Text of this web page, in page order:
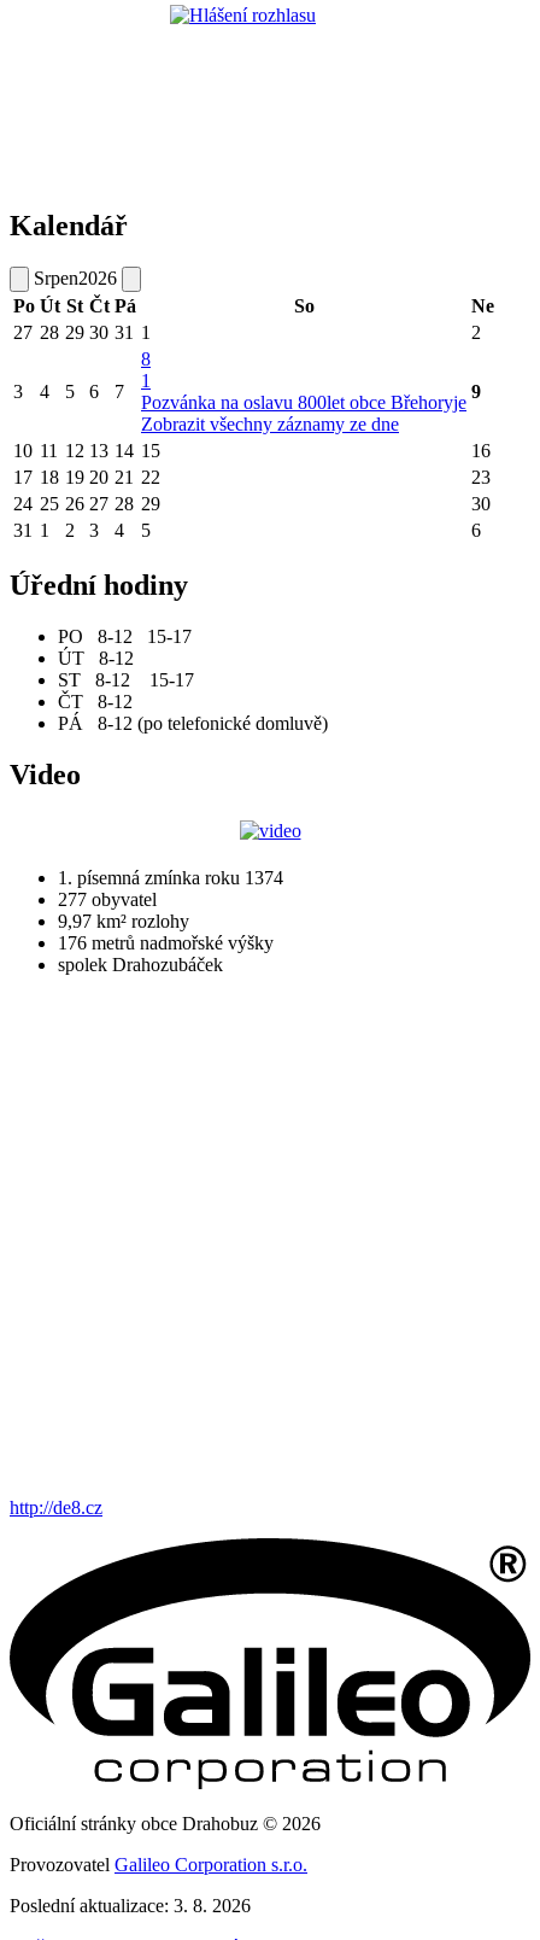
Kalendář
Srpen2026
Po Út St Čt Pá So
Ne
27 28 29 30 31 1 2
3 4 5 6 7
8
1
Pozvánka na oslavu 800let obce Břehoryje
Zobrazit všechny záznamy ze dne
9
10 11 12 13 14 15
16
17 18 19 20 21 22
23
24 25 26 27 28 29
30
31 1 2 3 4 5 6
Úřední hodiny
PO 8-12 15-17
ÚT 8-12
ST 8-12 15-17
ČT 8-12
PÁ 8-12 (po telefonické domluvě)
Video
1. písemná zmínka roku 1374
277 obyvatel
9,97 km² rozlohy
176 metrů nadmořské výšky
spolek Drahozubáček
http://de8.cz
Oficiální stránky obce Drahobuz © 2026
Provozovatel Galileo Corporation s.r.o.
Poslední aktualizace: 3. 8. 2026